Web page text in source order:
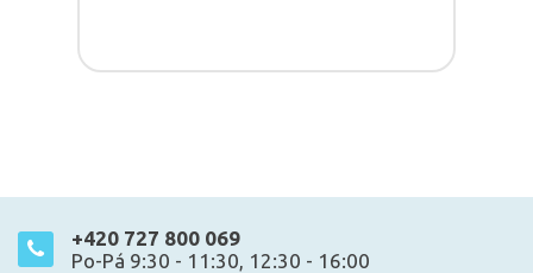
+420 727 800 069
Po-Pá 9:30 - 11:30, 12:30 - 16:00